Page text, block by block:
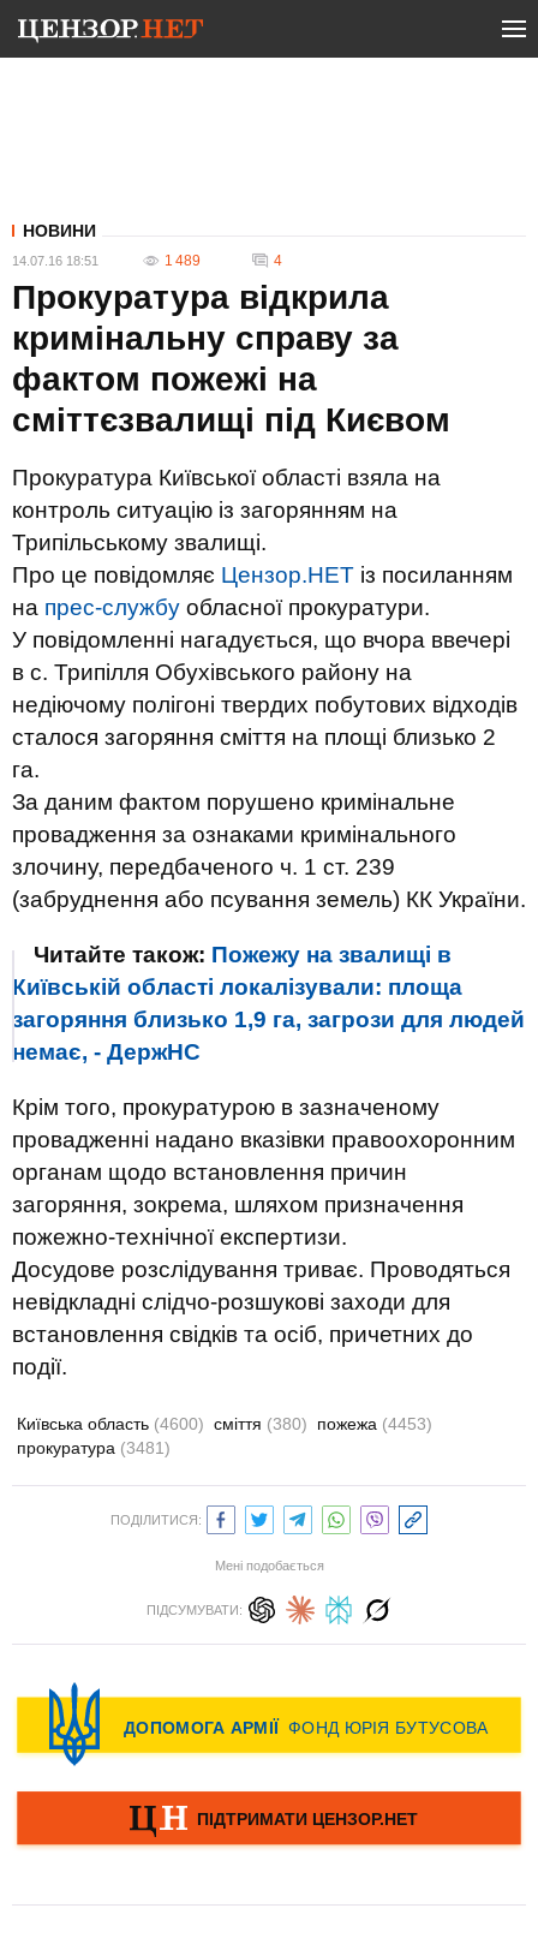
НОВИНИ
14.07.16 18:51 1 489 4
Прокуратура відкрила
кримінальну справу за
фактом пожежі на
сміттєзвалищі під Києвом
Прокуратура Київської області взяла на
контроль ситуацію із загорянням на
Трипільському звалищі.
Про це повідомляє Цензор.НЕТ із посиланням
на прес-службу обласної прокуратури.
У повідомленні нагадується, що вчора ввечері
в с. Трипілля Обухівського району на
недіючому полігоні твердих побутових відходів
сталося загоряння сміття на площі близько 2
га.
За даним фактом порушено кримінальне
провадження за ознаками кримінального
злочину, передбаченого ч. 1 ст. 239
(забруднення або псування земель) КК України.
Читайте також: Пожежу на звалищі в
Київській області локалізували: площа
загоряння близько 1,9 га, загрози для людей
немає, - ДержНС
Крім того, прокуратурою в зазначеному
провадженні надано вказівки правоохоронним
органам щодо встановлення причин
загоряння, зокрема, шляхом призначення
пожежно-технічної експертизи.
Досудове розслідування триває. Проводяться
невідкладні слідчо-розшукові заходи для
встановлення свідків та осіб, причетних до
події.
Київська область (4600) сміття (380) пожежа (4453)
прокуратура (3481)
ПОДІЛИТИСЯ:
Мені подобається
ПІДСУМУВАТИ: